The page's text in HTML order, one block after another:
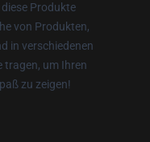
Produkte
von Produkten,
in verschiedenen
tragen, um Ihren
zu zeigen!